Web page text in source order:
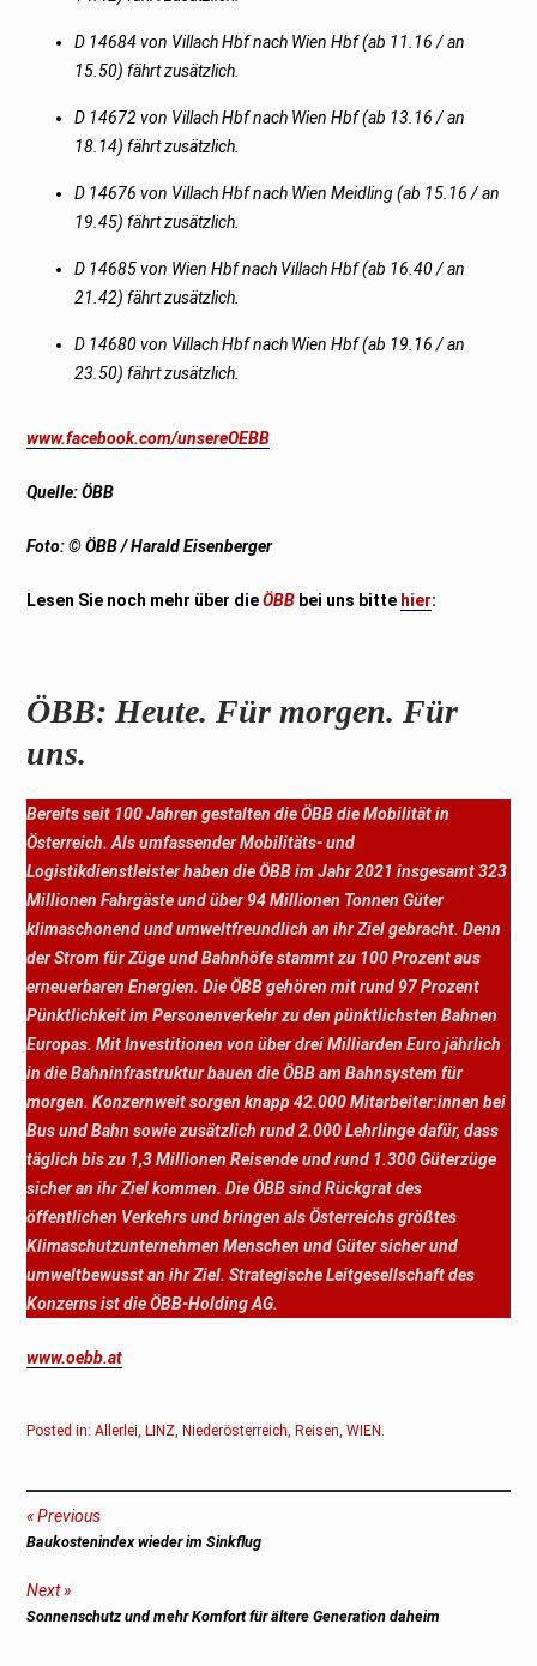
D 14684 von Villach Hbf nach Wien Hbf (ab 11.16 / an
15.50) fährt zusätzlich.
D 14672 von Villach Hbf nach Wien Hbf (ab 13.16 / an
18.14) fährt zusätzlich.
D 14676 von Villach Hbf nach Wien Meidling (ab 15.16 / an
19.45) fährt zusätzlich.
D 14685 von Wien Hbf nach Villach Hbf (ab 16.40 / an
21.42) fährt zusätzlich.
D 14680 von Villach Hbf nach Wien Hbf (ab 19.16 / an
23.50) fährt zusätzlich.
www.facebook.com/unsereOEBB
Quelle: ÖBB
Foto: © ÖBB / Harald Eisenberger
Lesen Sie noch mehr über dieÖBB bei uns bitte hier:
ÖBB: Heute. Für morgen. Für
uns.
Bereits seit 100 Jahren gestalten die ÖBB die Mobilität in
Österreich. Als umfassender Mobilitäts- und
Logistikdienstleister haben die ÖBB im Jahr 2021 insgesamt 323
Millionen Fahrgäste und über 94 Millionen Tonnen Güter
klimaschonend und umweltfreundlich an ihr Ziel gebracht. Denn
der Strom für Züge und Bahnhöfe stammt zu 100 Prozent aus
erneuerbaren Energien. Die ÖBB gehören mit rund 97 Prozent
Pünktlichkeit im Personenverkehr zu den pünktlichsten Bahnen
Europas. Mit Investitionen von über drei Milliarden Euro jährlich
in die Bahninfrastruktur bauen die ÖBB am Bahnsystem für
morgen. Konzernweit sorgen knapp 42.000 Mitarbeiter:innen bei
Bus und Bahn sowie zusätzlich rund 2.000 Lehrlinge dafür, dass
täglich bis zu 1,3 Millionen Reisende und rund 1.300 Güterzüge
sicher an ihr Ziel kommen. Die ÖBB sind Rückgrat des
öffentlichen Verkehrs und bringen als Österreichs größtes
Klimaschutzunternehmen Menschen und Güter sicher und
umweltbewusst an ihr Ziel. Strategische Leitgesellschaft des
Konzerns ist die ÖBB-Holding AG.
www.oebb.at
Posted in:Allerlei,LINZ,Niederösterreich,Reisen,WIEN.
Beitragsnavigation
Previous
Previous
Baukostenindex wieder im Sinkflug
Next
Next
Sonnenschutz und mehr Komfort für ältere Generation daheim